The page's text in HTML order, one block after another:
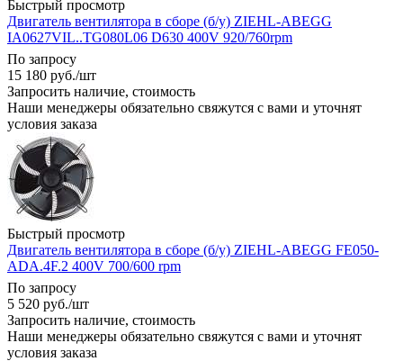
Быстрый просмотр
Двигатель вентилятора в сборе (б/у) ZIEHL-ABEGG
IA0627VIL..TG080L06 D630 400V 920/760rpm
По запросу
15 180 руб./шт
Запросить наличие, стоимость
Наши менеджеры обязательно свяжутся с вами и уточнят
условия заказа
Быстрый просмотр
Двигатель вентилятора в сборе (б/у) ZIEHL-ABEGG FE050-
ADA.4F.2 400V 700/600 rpm
По запросу
5 520 руб./шт
Запросить наличие, стоимость
Наши менеджеры обязательно свяжутся с вами и уточнят
условия заказа